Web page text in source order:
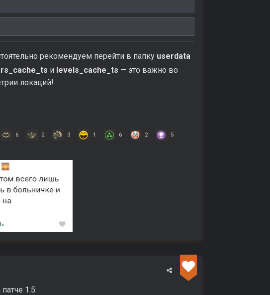
рекомендуем перейти в папку userdata
и levels_cache_ts — это важно во
локаций!
6 2 3 1 6 2 5
1.5: